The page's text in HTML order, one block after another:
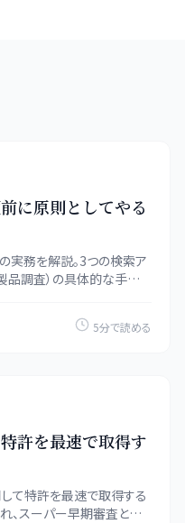
に原則としてやる
実務を解説。3つの検索ア
品調査）の具体的な手法
5分で読める
許を最速で取得す
て特許を最速で取得する
、スーパー早期審査との